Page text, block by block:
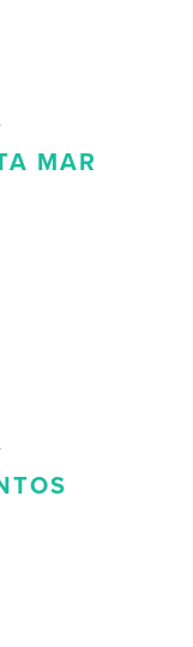
MAR